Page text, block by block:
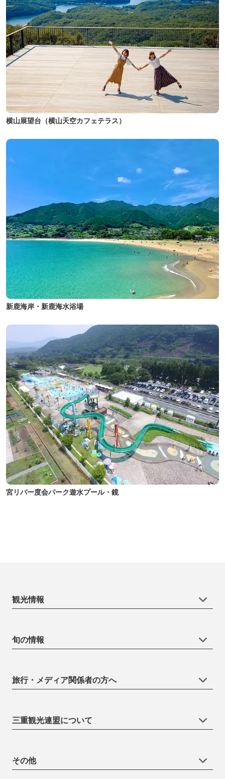
横山展望台（横山天空カフェテラス）
新鹿海岸・新鹿海水浴場
宮リバー度会パーク遊水プール・鏡
観光情報
旬の情報
旅行・メディア関係者の方へ
三重観光連盟について
その他